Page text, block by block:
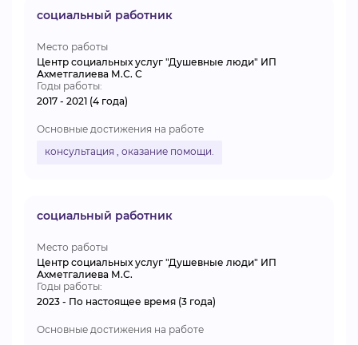
социальный работник
Место работы
Центр социальных услуг "Душевные люди" ИП
Ахметгалиева М.С. С
Годы работы:
2017 - 2021 (4 года)
Основные достижения на работе
консультация , оказание помощи.
социальный работник
Место работы
Центр социальных услуг "Душевные люди" ИП
Ахметгалиева М.С.
Годы работы:
2023 - По настоящее время (3 года)
Основные достижения на работе